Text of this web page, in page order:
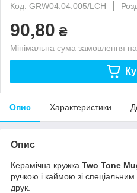
Код: GRW04.04.005/LCH
90,80 ₴
Мінімальна сума замовлення
Опис Характеристики
Опис
Керамічна кружка Two Tone
ручкою і каймою зі
друк.